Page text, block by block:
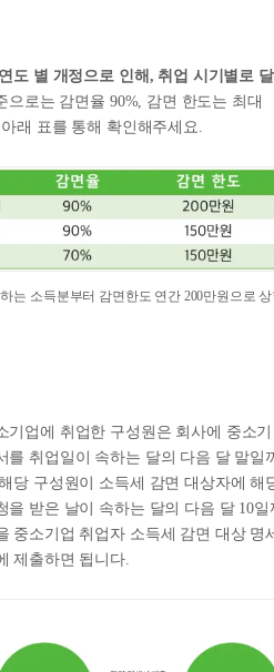
도 별 개정으로 인해, 취업 시기별로 달
으로는 감면율 90%, 감면 한도는 최대
래 표를 통해 확인해주세요.
는 소득분부터 감면한도 연간 200만원으로
기업에 취업한 구성원은 회사에 중소기
를 취업일이 속하는 달의 다음 달 말일
당 구성원이 소득세 감면 대상자에 해
을 받은 날이 속하는 달의 다음 달 10일
중소기업 취업자 소득세 감면 대상 명
제출하면 됩니다.